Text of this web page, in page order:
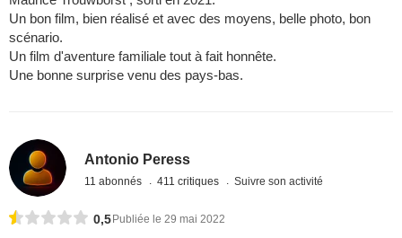
Un bon film, bien réalisé et avec des moyens, belle photo, bon
scénario.
Un film d'aventure familiale tout à fait honnête.
Une bonne surprise venu des pays-bas.
Antonio Peress
11 abonnés 411 critiques Suivre son activité
0,5 Publiée le 29 mai 2022